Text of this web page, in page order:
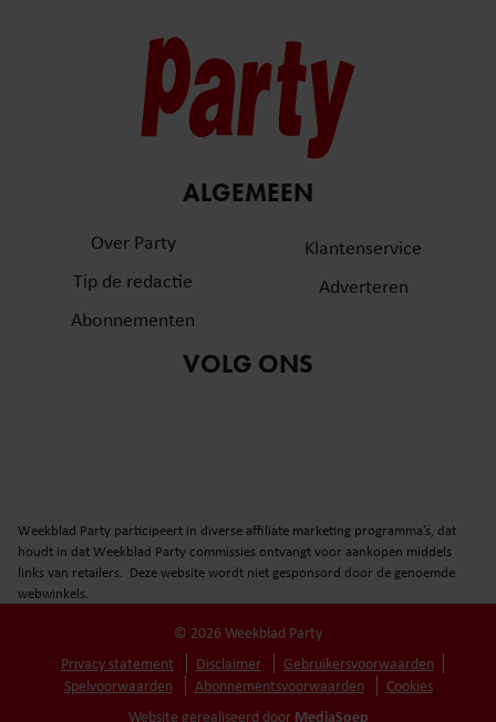
ALGEMEEN
Over Party
Tip de redactie
Abonnementen
Klantenservice
Adverteren
VOLG ONS
Weekblad Party participeert in diverse affiliate marketing programma’s, dat
houdt in dat Weekblad Party commissies ontvangt voor aankopen middels
links van retailers. Deze website wordt niet gesponsord door de genoemde
webwinkels.
© 2026 Weekblad Party
Privacy statement
Disclaimer
Gebruikersvoorwaarden
Spelvoorwaarden
Abonnementsvoorwaarden
Cookies
Website gerealiseerd door MediaSoep